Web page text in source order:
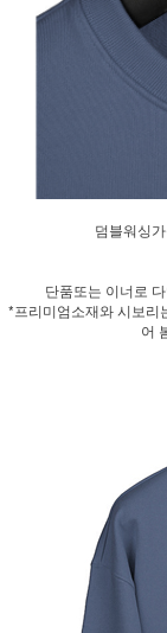
덤블워싱
단품또는 이너로
*프리미엄소재와 시보리
어